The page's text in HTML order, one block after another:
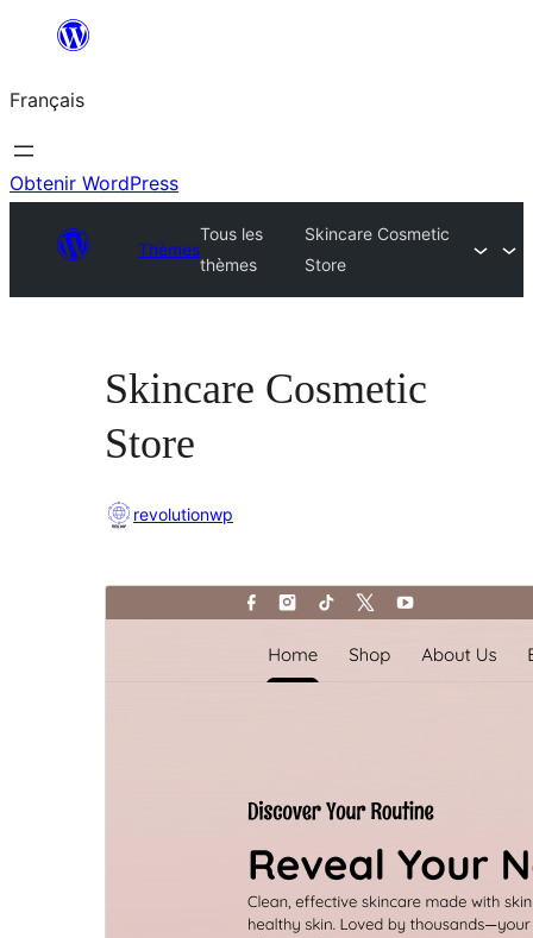
contenu
Français
Obtenir WordPress
Thèmes
Tous les
thèmes
Skincare Cosmetic
Store
Skincare Cosmetic
Store
revolutionwp